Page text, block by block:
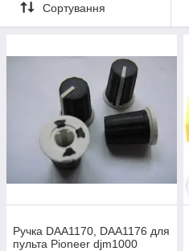
Сортування
Ручка DAA1170, DAA1176 для
пульта Pioneer djm1000